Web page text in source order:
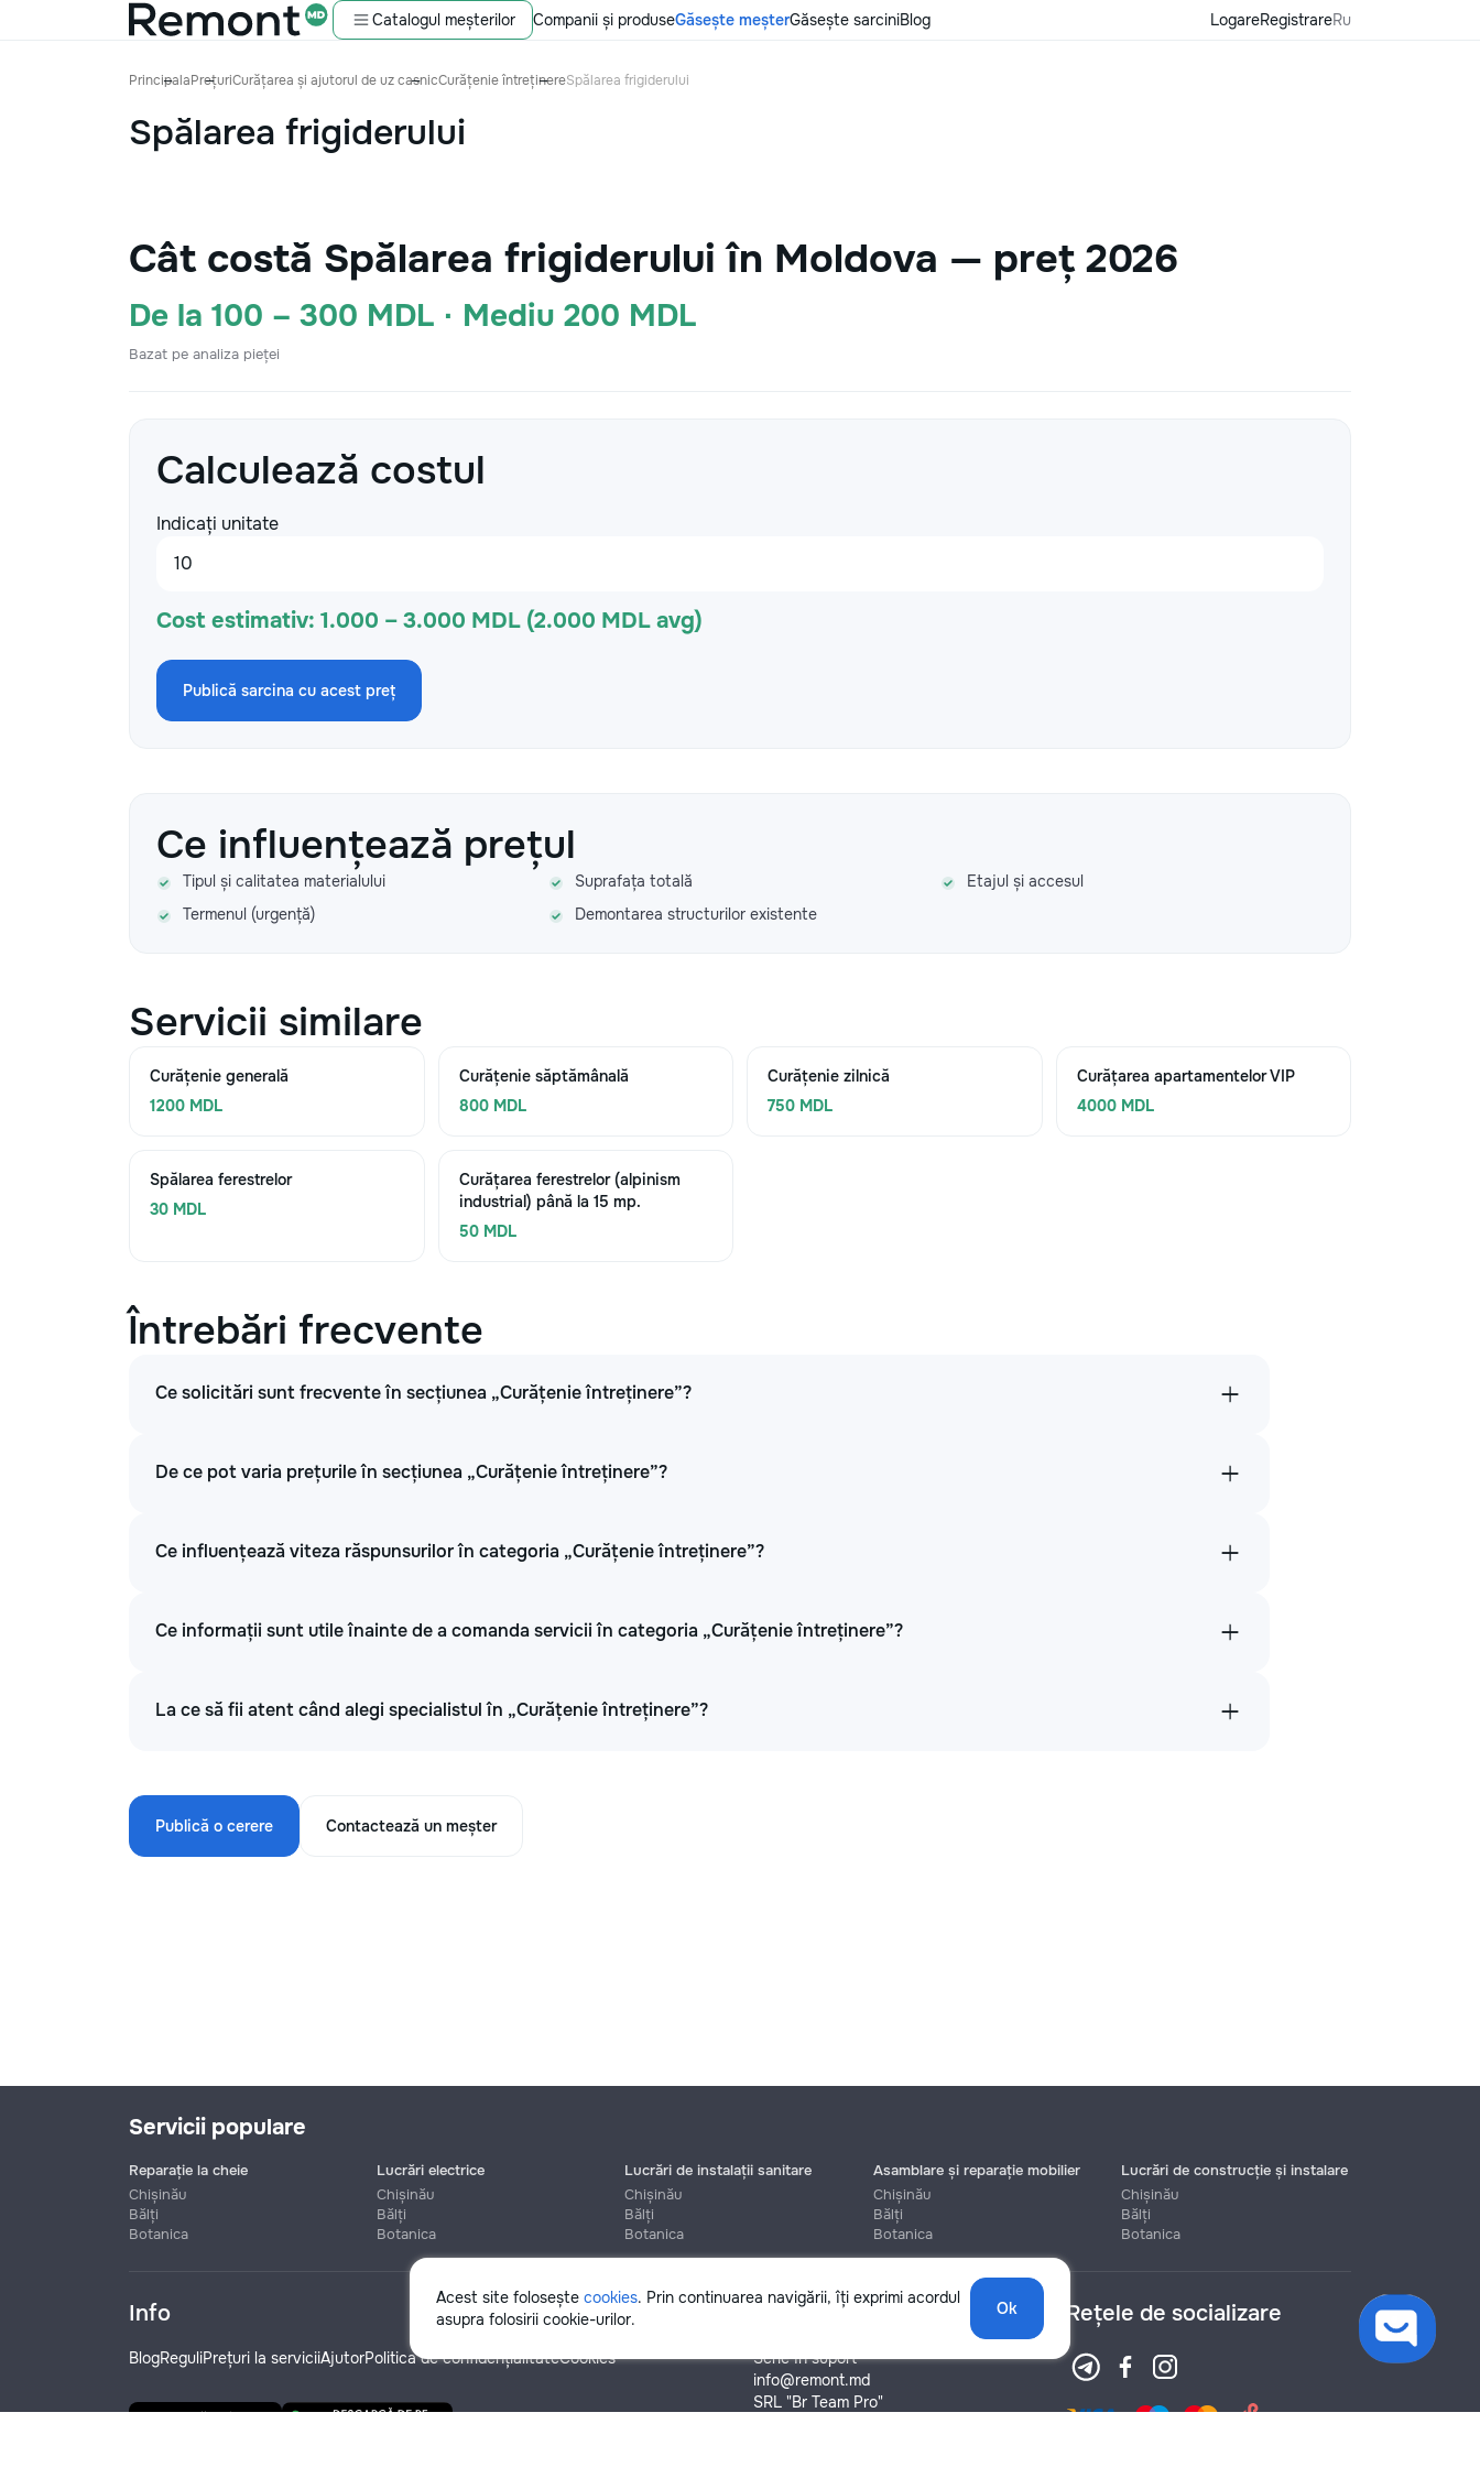
Catalogul meșterilor Companii și produseGăsește meșterGăsește sarciniBlog LogareRegistrareRu
PrincipalaPrețuriCurățarea și ajutorul de uz casnicCurățenie întreținereSpălarea frigiderului
Spălarea frigiderului
Cât costă Spălarea frigiderului în Moldova — preț 2026
De la 100 – 300 MDL · Mediu 200 MDL
Bazat pe analiza pieței
Calculează costul
Indicați unitate
Cost estimativ: 1.000 – 3.000 MDL (2.000 MDL avg)
Publică sarcina cu acest preț
Ce influențează prețul
Tipul și calitatea materialului Suprafața totală
Etajul și accesul
Termenul (urgență)
Demontarea structurilor existente
Servicii similare
Curățenie generală
1200 MDL
Curățenie săptămânală
800 MDL
Curățenie zilnică
750 MDL
Curățarea apartamentelor VIP
4000 MDL
Spălarea ferestrelor
30 MDL
Curățarea ferestrelor (alpinism
industrial) până la 15 mp.
50 MDL
Întrebări frecvente
Ce solicitări sunt frecvente în secțiunea „Curățenie întreținere”?
De ce pot varia prețurile în secțiunea „Curățenie întreținere”?
Ce influențează viteza răspunsurilor în categoria „Curățenie întreținere”?
Ce informații sunt utile înainte de a comanda servicii în categoria „Curățenie întreținere”?
La ce să fii atent când alegi specialistul în „Curățenie întreținere”?
Publică o cerere Contactează un meșter
Acest site folosește cookies. Prin continuarea navigării, îți exprimi acordul
asupra folosirii cookie-urilor.
Ok
Servicii populare
Reparație la cheie
Chișinău
Bălți
Botanica
Lucrări electrice
Chișinău
Bălți
Botanica
Lucrări de instalații sanitare
Chișinău
Bălți
Botanica
Asamblare și reparație mobilier
Chișinău
Bălți
Botanica
Lucrări de construcție și instalare
Chișinău
Bălți
Botanica
Info
BlogReguliPrețuri la serviciiAjutorPolitica de confidențialitateCookies
Ajutor
Scrie în suport
info@remont.md
SRL "Br Team Pro"
Rețele de socializare